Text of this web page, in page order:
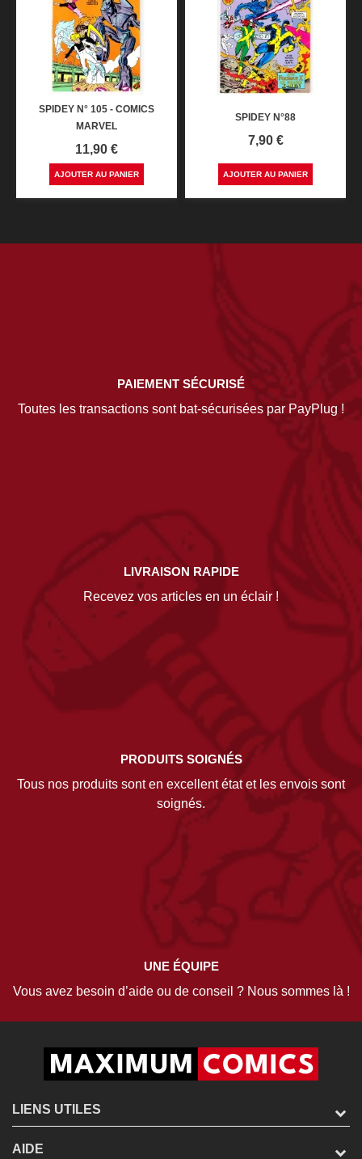
SPIDEY N° 105 - COMICS
MARVEL
Prix
11,90 €
AJOUTER AU PANIER
SPIDEY N°88
Prix
7,90 €
AJOUTER AU PANIER
PAIEMENT SÉCURISÉ
Toutes les transactions sont bat-sécurisées par PayPlug !
LIVRAISON RAPIDE
Recevez vos articles en un éclair !
PRODUITS SOIGNÉS
Tous nos produits sont en excellent état et les envois sont
soignés.
UNE ÉQUIPE
Vous avez besoin d’aide ou de conseil ? Nous sommes là !
LIENS UTILES
AIDE